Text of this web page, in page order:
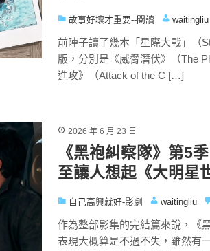
故事好壞才重要--閱讀 waitingliu
前陣子讀了幾本「星際大戰」（
版，分別是《威脅潛伏》（The
進攻》（Attack of the C […]
2026 年 6 月 23 日
《黑袍糾察隊》第5
至讓人想起《大明星
自己高興就好-影劇 waitingliu
作為整部影集的完結篇來說，《
表現大概算是不過不失，雖然有